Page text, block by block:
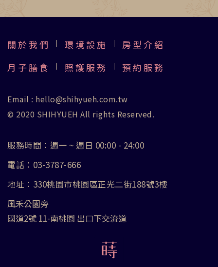
關於我們 環境設施
房型介紹
月子膳食
照護服務 預約服務
Email : hello@shihyueh.com.tw
© 2020 SHIHYUEH All rights Reserved.
服務時間：週一 ~ 週日 00:00 - 24:00
電話： 03-3787-666
地址：330桃園市桃園區正光二街188號3樓
風禾公園旁
國道2號 11-南桃園 出口下交流道